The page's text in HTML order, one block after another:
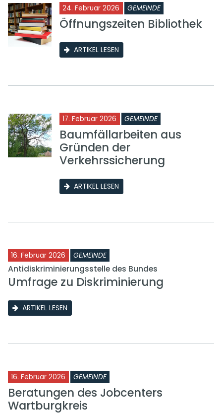
24. Februar 2026 GEMEINDE
Öffnungszeiten Bibliothek
ARTIKEL LESEN
17. Februar 2026 GEMEINDE
Baumfällarbeiten aus
Gründen der
Verkehrssicherung
ARTIKEL LESEN
16. Februar 2026 GEMEINDE
Antidiskriminierungsstelle des Bundes
Umfrage zu Diskriminierung
ARTIKEL LESEN
16. Februar 2026 GEMEINDE
Beratungen des Jobcenters
Wartburgkreis